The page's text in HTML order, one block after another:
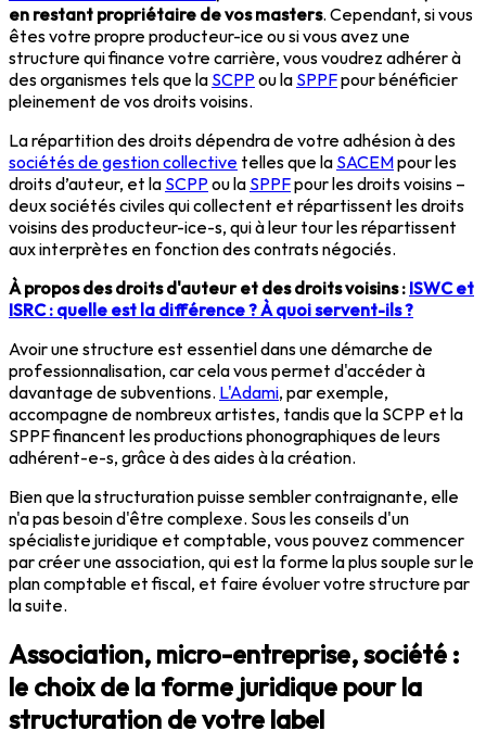
en restant propriétaire de vos masters. Cependant, si vous
êtes votre propre producteur-ice ou si vous avez une
structure qui finance votre carrière, vous voudrez adhérer à
des organismes tels que la SCPP ou la SPPFpour bénéficier
pleinement de vos droits voisins.
La répartition des droits dépendra de votre adhésion à des
sociétés de gestion collective telles que la SACEMpour les
droits d’auteur, et la SCPP ou la SPPFpour les droits voisins –
deux sociétés civiles qui collectent et répartissent les droits
voisins des producteur-ice-s, qui à leur tour les répartissent
aux interprètes en fonction des contrats négociés.
À propos des droits d'auteur et des droits voisins : ISWC et
ISRC : quelle est la différence ? À quoi servent-ils ?
Avoir une structure est essentiel dans une démarche de
professionnalisation, car cela vous permet d'accéder à
davantage de subventions. L'Adami, par exemple,
accompagne de nombreux artistes, tandis que la SCPP et la
SPPF financent les productions phonographiques de leurs
adhérent-e-s, grâce à des aides à la création.
Bien que la structuration puisse sembler contraignante, elle
n'a pas besoin d'être complexe. Sous les conseils d'un
spécialiste juridique et comptable, vous pouvez commencer
par créer une association, qui est la forme la plus souple sur le
plan comptable et fiscal, et faire évoluer votre structure par
la suite.
Association, micro-entreprise, société :
le choix de la forme juridique pour la
structuration de votre label